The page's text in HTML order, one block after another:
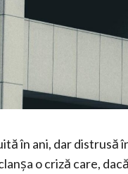
în ani, dar distrusă
o criză care,